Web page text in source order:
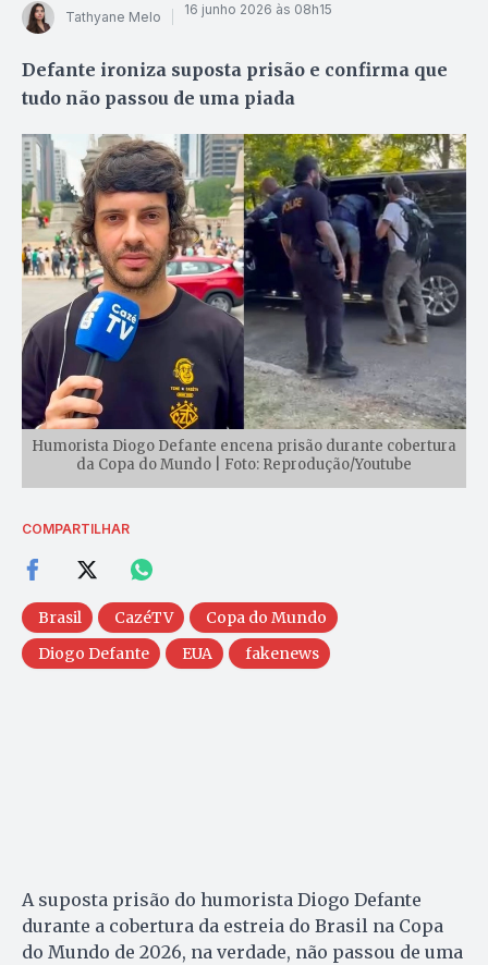
Tathyane Melo 16 junho 2026 às 08h15
Defante ironiza suposta prisão e confirma que
tudo não passou de uma piada
Humorista Diogo Defante encena prisão durante cobertura
da Copa do Mundo | Foto: Reprodução/Youtube
COMPARTILHAR
Brasil CazéTV
Copa do Mundo
Diogo Defante
EUA fakenews
A suposta prisão do humorista Diogo Defante
durante a cobertura da estreia do Brasil na Copa
do Mundo de 2026, na verdade, não passou de uma